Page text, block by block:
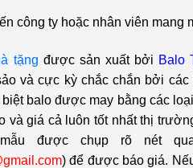
công ty hoặc nhân viên mang
tặng được sản xuất bởi Balo
và cực kỳ chắc chắn bởi
balo được may bằng các
và giá cả luôn tốt nhất thị
được chụp rõ nét
) để được báo giá.